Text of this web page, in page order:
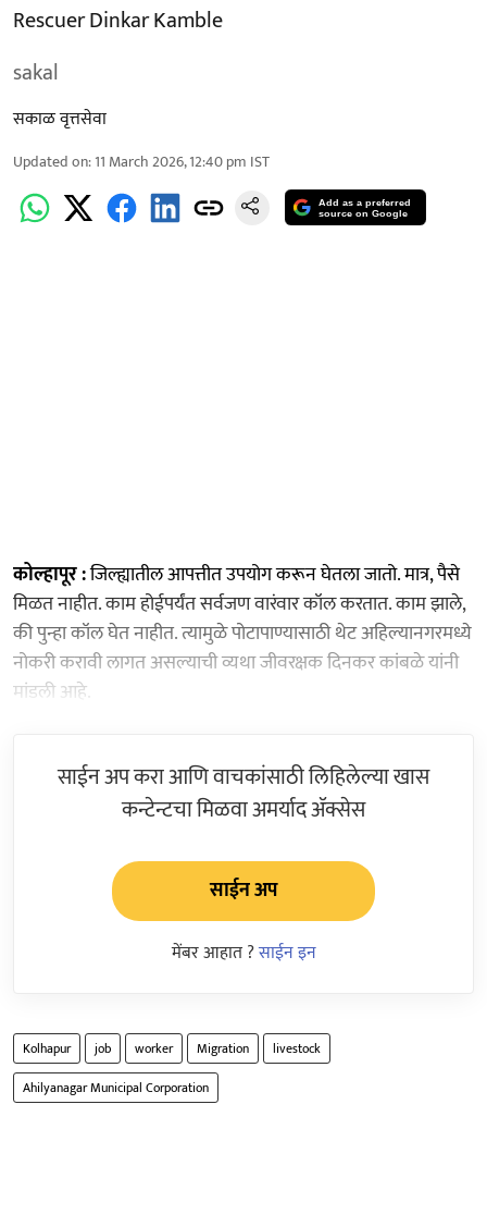
Rescuer Dinkar Kamble
sakal
सकाळ वृत्तसेवा
Updated on:11 March 2026, 12:40 pm IST
Add as a preferred
source on Google
कोल्हापूर :जिल्ह्यातील आपत्तीत उपयोग करून घेतला जातो. मात्र, पैसे
मिळत नाहीत. काम होईपर्यंत सर्वजण वारंवार कॉल करतात. काम झाले,
की पुन्हा कॉल घेत नाहीत. त्यामुळे पोटापाण्यासाठी थेट अहिल्यानगरमध्ये
नोकरी करावी लागत असल्याची व्यथा जीवरक्षक दिनकर कांबळे यांनी
मांडली आहे.
साईन अप करा आणि वाचकांसाठी लिहिलेल्या खास
कन्टेन्टचा मिळवा अमर्याद ॲक्सेस
साईन अप
मेंबर आहात ?साईन इन
Kolhapur job worker Migration
livestock
Ahilyanagar Municipal Corporation